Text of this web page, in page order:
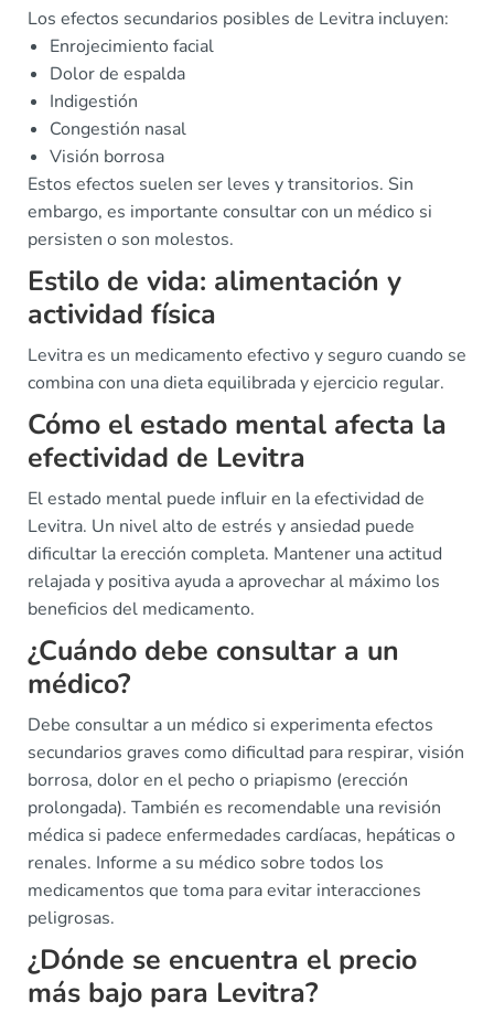
Los efectos secundarios posibles de Levitra incluyen:
Enrojecimiento facial
Dolor de espalda
Indigestión
Congestión nasal
Visión borrosa
Estos efectos suelen ser leves y transitorios. Sin
embargo, es importante consultar con un médico si
persisten o son molestos.
Estilo de vida: alimentación y
actividad física
Levitra es un medicamento efectivo y seguro cuando se
combina con una dieta equilibrada y ejercicio regular.
Cómo el estado mental afecta la
efectividad de Levitra
El estado mental puede influir en la efectividad de
Levitra. Un nivel alto de estrés y ansiedad puede
dificultar la erección completa. Mantener una actitud
relajada y positiva ayuda a aprovechar al máximo los
beneficios del medicamento.
¿Cuándo debe consultar a un
médico?
Debe consultar a un médico si experimenta efectos
secundarios graves como dificultad para respirar, visión
borrosa, dolor en el pecho o priapismo (erección
prolongada). También es recomendable una revisión
médica si padece enfermedades cardíacas, hepáticas o
renales. Informe a su médico sobre todos los
medicamentos que toma para evitar interacciones
peligrosas.
¿Dónde se encuentra el precio
más bajo para Levitra?